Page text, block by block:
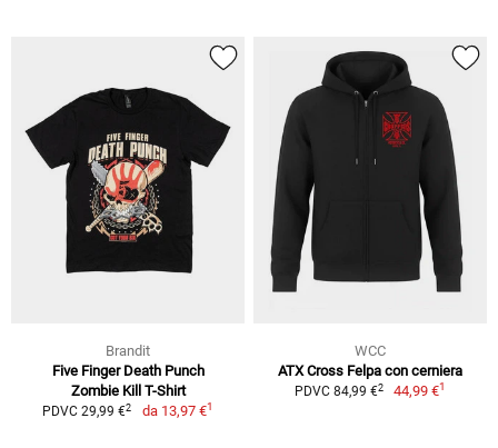
Brandit
Five Finger Death Punch
Zombie Kill T-Shirt
PDVC 29,99 €2 da 13,97 €1
WCC
ATX Cross Felpa con cerniera
PDVC 84,99 €2 44,99 €1